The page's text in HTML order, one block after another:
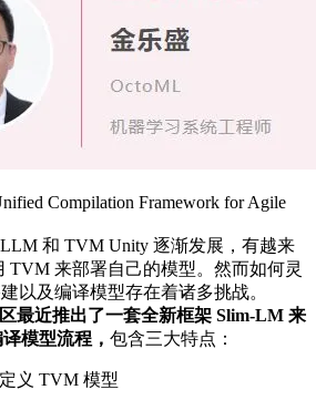
Compilation Framework for Agile
和 TVM Unity 逐渐发展，有越来
TVM 来部署自己的模型。然而如何灵
以及编译模型存在着诸多挑战。
最近推出了一套全新框架 Slim-LM 来
模型流程， 包含三大特点：
义 TVM 模型